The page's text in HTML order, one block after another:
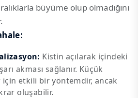
büyüme olup olmadığını
Kistin açılarak içindeki
akması sağlanır. Küçük
etkili bir yöntemdir, ancak
oluşabilir.